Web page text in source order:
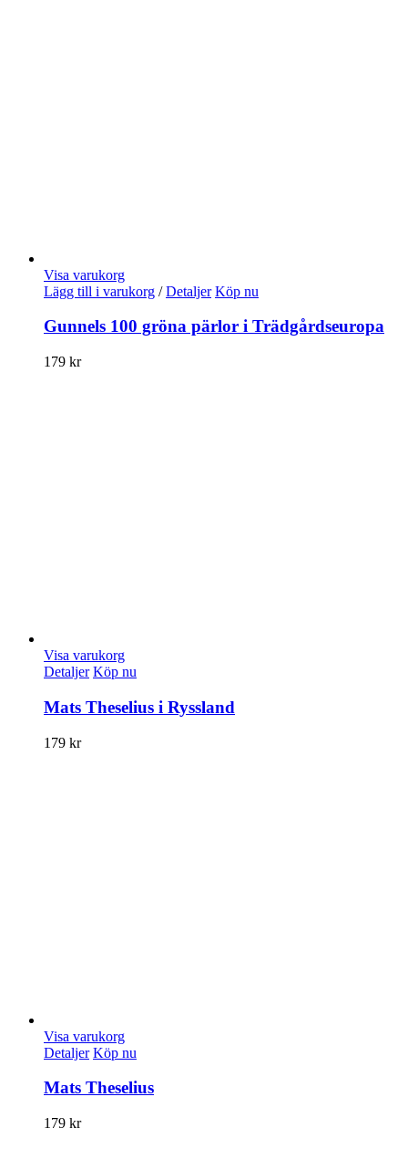
Visa varukorg
Lägg till i varukorg / Detaljer Köp nu
Gunnels 100 gröna pärlor i Trädgårdseuropa
179 kr
Visa varukorg
Detaljer Köp nu
Mats Theselius i Ryssland
179 kr
Visa varukorg
Detaljer Köp nu
Mats Theselius
179 kr